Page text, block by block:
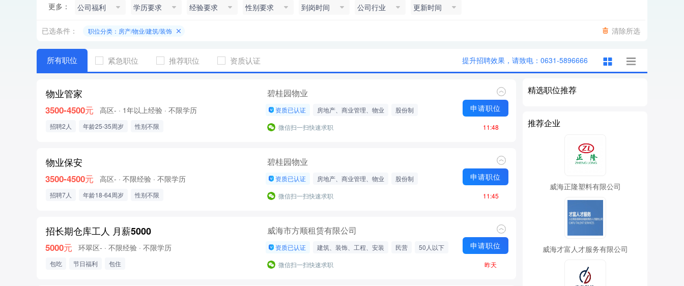
更多： 公司福利 学历要求 经验要求 性别要求 到岗时间 公司行业 更新时间
清除所选
已选条件： 职位分类：房产/物业/建筑/装饰
所有职位 紧急职位 推荐职位 资质认证 提升招聘效果，请致电：0631-5896666
物业管家 碧桂园物业
3500-4500元 高区- · 1年以上经验 · 不限学历 资质已认证 房地产、商业管理、物业
股份制
50-200人
申请职位
招聘2人 年龄25-35周岁 性别不限 微信扫一扫快速求职 11:48
物业保安 碧桂园物业
3500-4500元 高区- · 不限经验 · 不限学历 资质已认证 房地产、商业管理、物业
股份制
50-200人
申请职位
招聘7人 年龄18-64周岁 性别不限 微信扫一扫快速求职 11:45
招长期仓库工人 月薪5000 威海市方顺租赁有限公司
5000元 环翠区- · 不限经验 · 不限学历 资质已认证 建筑、装饰、工程、安装 民营 50人以下 申请职位
包吃 节日福利 包住 微信扫一扫快速求职 昨天
精选职位推荐
推荐企业
威海正隆塑料有限公司
威海才富人才服务有限公司